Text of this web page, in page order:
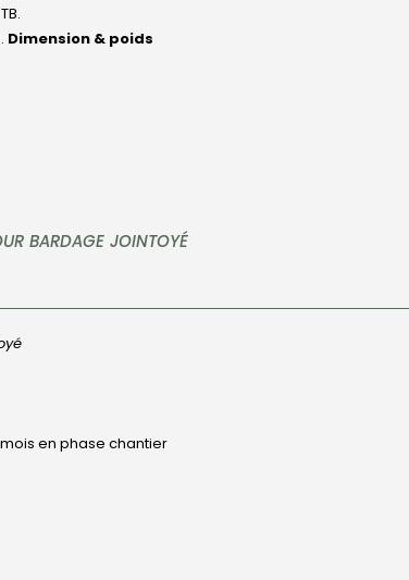
Dimension & poids
BARDAGE JOINTOYÉ
en phase chantier